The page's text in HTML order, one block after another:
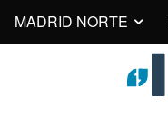
MADRID NORTE